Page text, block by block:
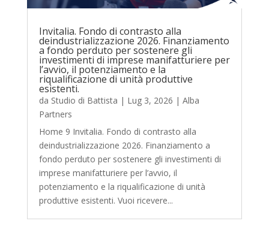
Invitalia. Fondo di contrasto alla
deindustrializzazione 2026. Finanziamento
a fondo perduto per sostenere gli
investimenti di imprese manifatturiere per
l’avvio, il potenziamento e la
riqualificazione di unità produttive
esistenti.
da Studio di Battista | Lug 3, 2026 | Alba
Partners
Home 9 Invitalia. Fondo di contrasto alla
deindustrializzazione 2026. Finanziamento a
fondo perduto per sostenere gli investimenti di
imprese manifatturiere per l’avvio, il
potenziamento e la riqualificazione di unità
produttive esistenti. Vuoi ricevere...